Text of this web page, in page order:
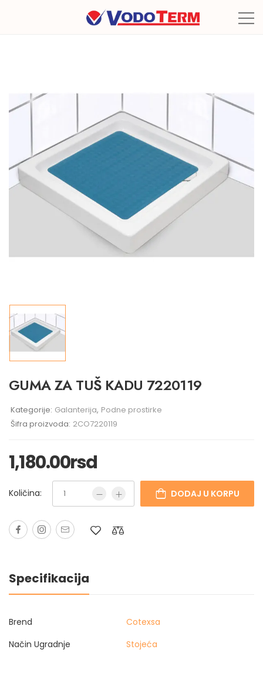
GUMA ZA TUŠ KADU 7220119
Kategorije: Galanterija, Podne prostirke
Šifra proizvoda: 2CO7220119
1,180.00rsd
Količina: DODAJ U KORPU
Specifikacija
Brend
Cotexsa
Način Ugradnje
Stojeća